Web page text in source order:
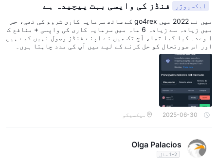
ایکسپوژر فنڈز کی واپسی بہت پیچیدہ ہے
میں نے 2022 میں go4rex کے ساتھ سرمایہ کاری شروع کی تھی، جس
میں زیادہ سے زیادہ 6 ماہ میں سرمایہ کاری کی واپسی + منافع ک
ا وعدہ کیا گیا تھا، آج تک میں نے اپنے فنڈز وصول نہیں کیے ہیں
اور اس صورتحال کو حل کرنے کے لیے میں آپ کی مدد چاہتا ہوں۔
2025-06-30 میکسیکو
Olga Palacios
1-2 سال